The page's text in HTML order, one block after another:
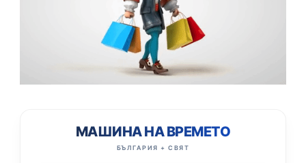
МАШИНА НА ВРЕМЕТО
БЪЛГАРИЯ + СВЯТ